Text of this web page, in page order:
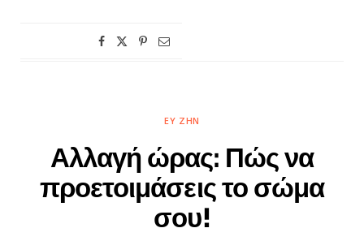
ΕΥ ΖΗΝ
Αλλαγή ώρας: Πώς να
προετοιμάσεις το σώμα
σου!